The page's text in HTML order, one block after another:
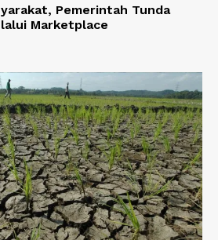
Pemerintah Tunda
Marketplace